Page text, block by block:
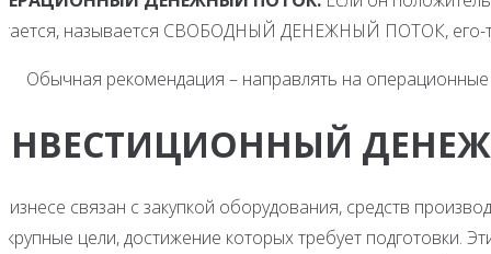
называется СВОБОДНЫЙ ДЕНЕЖНЫЙ ПОТОК, его-
Обычная рекомендация – направлять на
связан с закупкой оборудования, средств
крупные цели, достижение которых требует подготовки.